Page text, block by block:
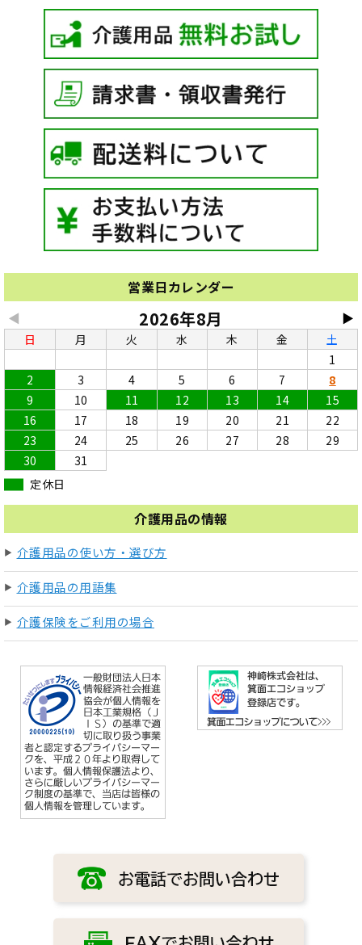
営業日カレンダー
◀ ▶
2026年8月
日 月 火 水 木 金
土
1
2
3 4 5 6 7
8
9
10 11 12 13 14
15
16
17 18 19 20 21
22
23
24 25 26 27 28
29
30
31
定休日
介護用品の情報
介護用品の使い方・選び方
介護用品の用語集
介護保険をご利用の場合